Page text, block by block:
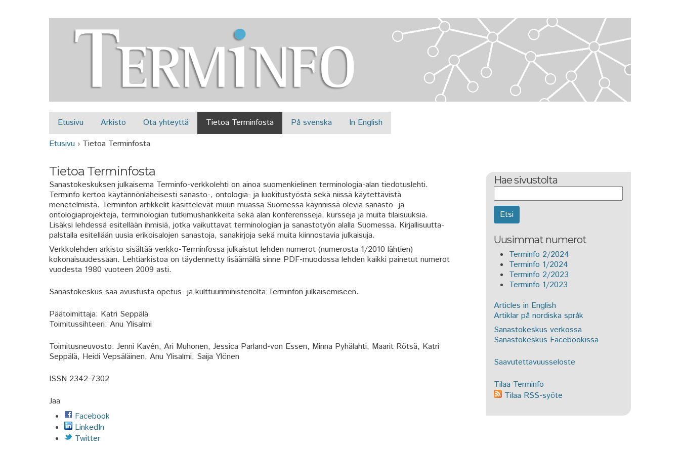
Päävalikko
Etusivu Arkisto Ota yhteyttä Tietoa Terminfosta På svenska In English
Etusivu › Tietoa Terminfosta
Tietoa Terminfosta
Sanastokeskuksen julkaisema Terminfo-verkkolehti on ainoa suomenkielinen terminologia-alan tiedotuslehti.
Terminfo kertoo käytännönläheisesti sanasto-, ontologia- ja luokitustyöstä sekä niissä käytettävistä
menetelmistä. Terminfon artikkelit käsittelevät muun muassa Suomessa käynnissä olevia sanasto- ja
ontologiaprojekteja, terminologian tutkimushankkeita sekä alan konferensseja, kursseja ja muita tilaisuuksia.
Lisäksi lehdessä esitellään ihmisiä, jotka vaikuttavat terminologian ja sanastotyön alalla Suomessa. Kirjallisuutta-
palstalla esitellään uusia erikoisalojen sanastoja, sanakirjoja sekä muita kiinnostavia julkaisuja.
Verkkolehden arkisto sisältää verkko-Terminfossa julkaistut lehden numerot (numerosta 1/2010 lähtien)
kokonaisuudessaan. Lehtiarkistoa on täydennetty lisäämällä sinne PDF-muodossa lehden kaikki painetut numerot
vuodesta 1980 vuoteen 2009 asti.
Sanastokeskus saa avustusta opetus- ja kulttuuriministeriöltä Terminfon julkaisemiseen.
Päätoimittaja: Katri Seppälä
Toimitussihteeri: Anu Ylisalmi
Toimitusneuvosto: Jenni Kavén, Ari Muhonen, Jessica Parland-von Essen, Minna Pyhälahti, Maarit Rötsä, Katri
Seppälä, Heidi Vepsäläinen, Anu Ylisalmi, Saija Ylönen
ISSN 2342-7302
Jaa
Facebook
LinkedIn
Twitter
Hae sivustolta
Uusimmat numerot
Terminfo 2/2024
Terminfo 1/2024
Terminfo 2/2023
Terminfo 1/2023
Articles in English
Artiklar på nordiska språk
Sanastokeskus verkossa
Sanastokeskus Facebookissa
Saavutettavuusseloste
Tilaa Terminfo
Tilaa RSS-syöte